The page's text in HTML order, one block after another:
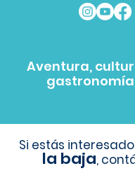
Aventura,
gastronomía
Si estás
la baja,